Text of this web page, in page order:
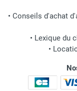
• Conseils d'achat
• Lexique du
•